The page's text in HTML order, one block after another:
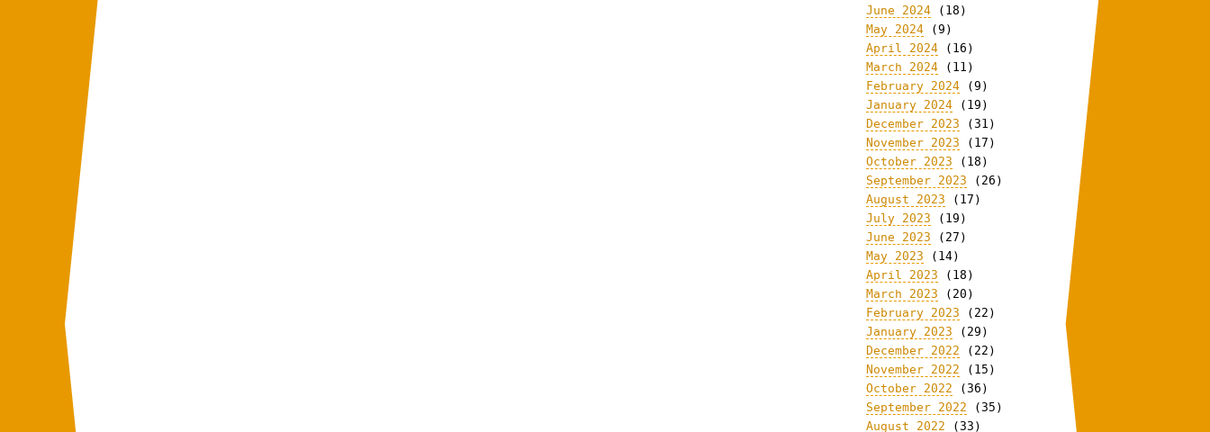
June 2024 (18)
May 2024 (9)
April 2024 (16)
March 2024 (11)
February 2024 (9)
January 2024 (19)
December 2023 (31)
November 2023 (17)
October 2023 (18)
September 2023 (26)
August 2023 (17)
July 2023 (19)
June 2023 (27)
May 2023 (14)
April 2023 (18)
March 2023 (20)
February 2023 (22)
January 2023 (29)
December 2022 (22)
November 2022 (15)
October 2022 (36)
September 2022 (35)
August 2022 (33)